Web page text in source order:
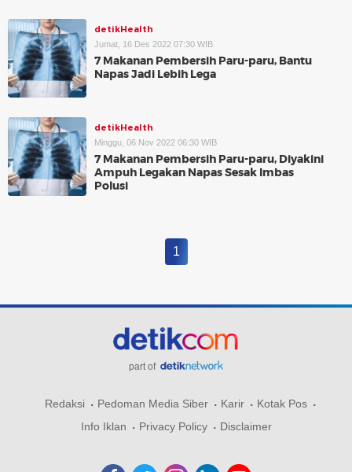
detikHealth
Jumat, 16 Des 2022 07:30 WIB
7 Makanan Pembersih Paru-paru, Bantu
Napas Jadi Lebih Lega
detikHealth
Minggu, 06 Nov 2022 06:30 WIB
7 Makanan Pembersih Paru-paru, Diyakini
Ampuh Legakan Napas Sesak Imbas
Polusi
1
part of
Redaksi Pedoman Media Siber Karir
Kotak Pos
Info Iklan
Privacy Policy Disclaimer